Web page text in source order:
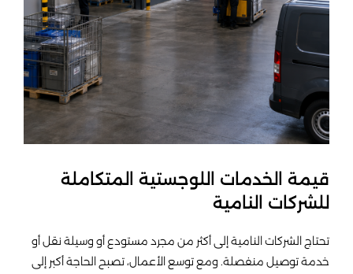
قيمة الخدمات اللوجستية المتكاملة
للشركات النامية
تحتاج الشركات النامية إلى أكثر من مجرد مستودع أو وسيلة نقل أو
خدمة توصيل منفصلة. ومع توسع الأعمال، تصبح الحاجة أكبر إلى